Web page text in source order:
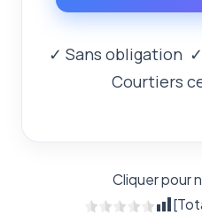
✓ Sans obligation
Courtiers
Cliquer pour